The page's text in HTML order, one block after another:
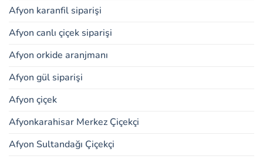
Afyon karanfil siparişi
Afyon canlı çiçek siparişi
Afyon orkide aranjmanı
Afyon gül siparişi
Afyon çiçek
Afyonkarahisar Merkez Çiçekçi
Afyon Sultandağı Çiçekçi